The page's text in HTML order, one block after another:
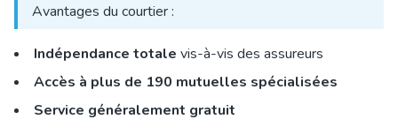
Avantages du courtier :
Indépendance totale vis-à-vis des assureurs
Accès à plus de 190 mutuelles spécialisées
Service généralement gratuit